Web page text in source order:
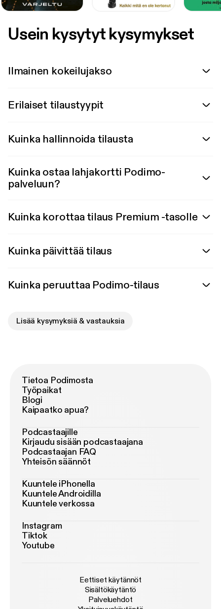
Usein kysytyt kysymykset
Ilmainen kokeilujakso
Erilaiset tilaustyypit
Kuinka hallinnoida tilausta
Kuinka ostaa lahjakortti Podimo-
palveluun?
Kuinka korottaa tilaus Premium -tasolle
Kuinka päivittää tilaus
Kuinka peruuttaa Podimo-tilaus
Lisää kysymyksiä & vastauksia
Tietoa Podimosta
Työpaikat
Blogi
Kaipaatko apua?
Podcastaajille
Kirjaudu sisään podcastaajana
Podcastaajan FAQ
Yhteisön säännöt
Kuuntele iPhonella
Kuuntele Androidilla
Kuuntele verkossa
Instagram
Tiktok
Youtube
Eettiset käytännöt
Sisältökäytäntö
Palveluehdot